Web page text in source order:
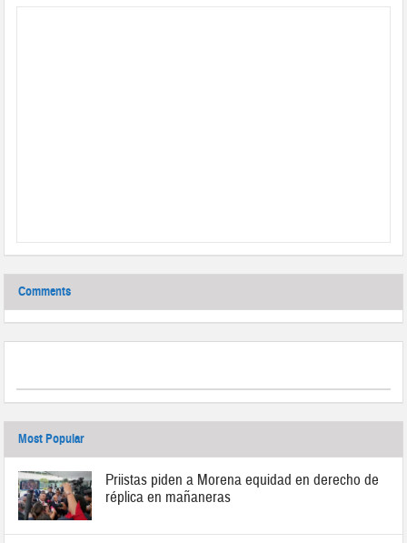
Comments
Most Popular
Priistas piden a Morena equidad en derecho de
réplica en mañaneras